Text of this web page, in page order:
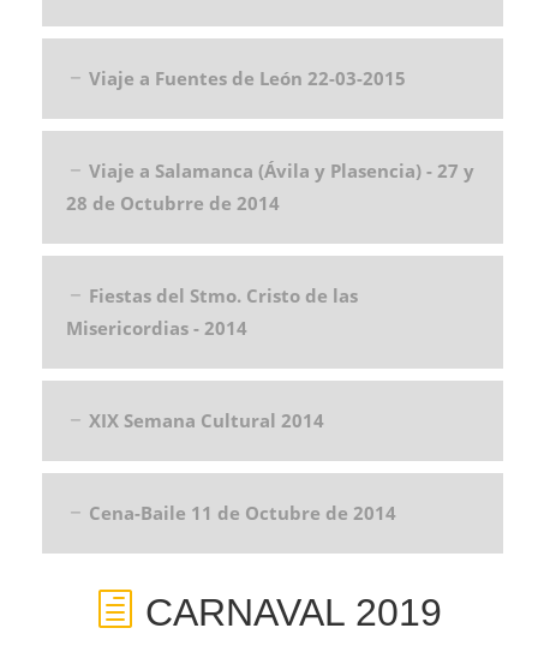
Viaje a Fuentes de León 22-03-2015
Viaje a Salamanca (Ávila y Plasencia) - 27 y
28 de Octubrre de 2014
Fiestas del Stmo. Cristo de las
Misericordias - 2014
XIX Semana Cultural 2014
Cena-Baile 11 de Octubre de 2014
CARNAVAL 2019